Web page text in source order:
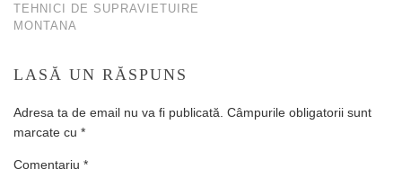
TEHNICI DE SUPRAVIETUIRE
MONTANA
LASĂ UN RĂSPUNS
Adresa ta de email nu va fi publicată. Câmpurile obligatorii sunt
marcate cu *
Comentariu *